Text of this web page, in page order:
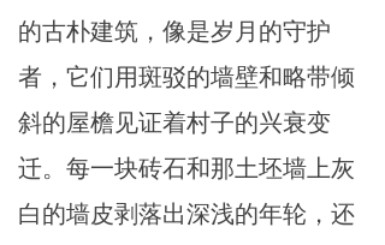
的古朴建筑 ，像是岁 月的守护
者， 它们用斑驳的墙壁和略带倾
斜的屋檐见证着村子的兴衰变
迁。每一块砖石和那土坯墙上灰
白的墙皮剥落出深浅的年轮，还